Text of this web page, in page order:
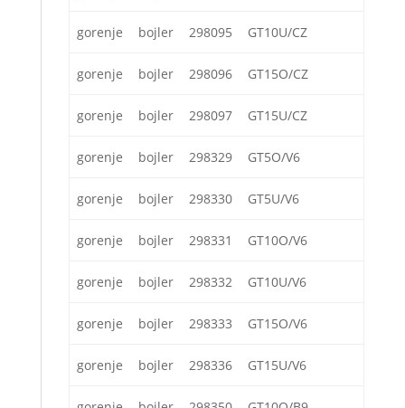
gorenje bojler 298095 GT10U/CZ
gorenje bojler 298096 GT15O/CZ
gorenje bojler 298097 GT15U/CZ
gorenje bojler 298329 GT5O/V6
gorenje bojler 298330 GT5U/V6
gorenje bojler 298331 GT10O/V6
gorenje bojler 298332 GT10U/V6
gorenje bojler 298333 GT15O/V6
gorenje bojler 298336 GT15U/V6